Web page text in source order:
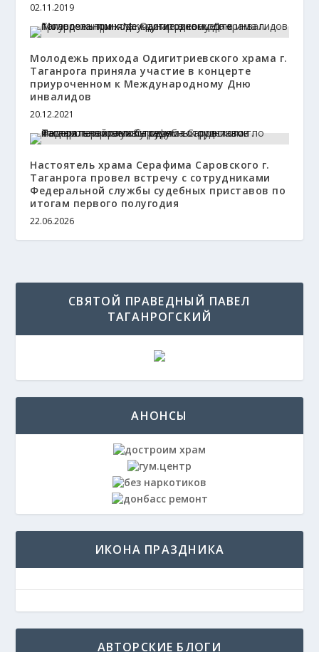
02.11.2019
Молодежь прихода Одигитриевского храма г.
Таганрога приняла участие в концерте
приуроченном к Международному Дню
инвалидов
20.12.2021
Настоятель храма Серафима Саровского г.
Таганрога провел встречу с сотрудниками
Федеральной службы судебных приставов по
итогам первого полугодия
22.06.2026
СВЯТОЙ ПРАВЕДНЫЙ ПАВЕЛ
ТАГАНРОГСКИЙ
АНОНСЫ
ИКОНА ПРАЗДНИКА
АВТОРСКИЕ БЛОГИ